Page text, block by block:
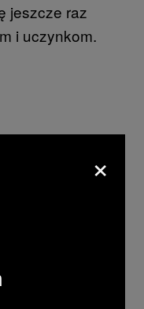
jeszcze raz
i uczynkom.
×